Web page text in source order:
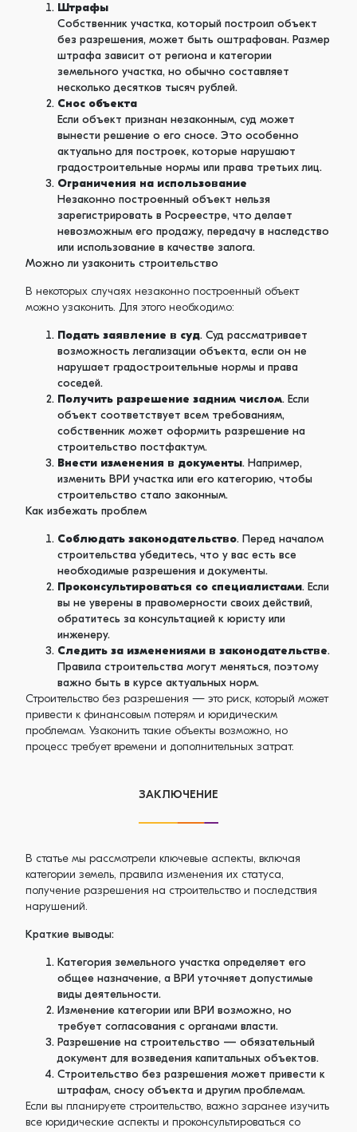
Штрафы
Собственник участка, который построил объект
без разрешения, может быть оштрафован. Размер
штрафа зависит от региона и категории
земельного участка, но обычно составляет
несколько десятков тысяч рублей.
Снос объекта
Если объект признан незаконным, суд может
вынести решение о его сносе. Это особенно
актуально для построек, которые нарушают
градостроительные нормы или права третьих лиц.
Ограничения на использование
Незаконно построенный объект нельзя
зарегистрировать в Росреестре, что делает
невозможным его продажу, передачу в наследство
или использование в качестве залога.
Можно ли узаконить строительство
В некоторых случаях незаконно построенный объект
можно узаконить. Для этого необходимо:
Подать заявление в суд. Суд рассматривает
возможность легализации объекта, если он не
нарушает градостроительные нормы и права
соседей.
Получить разрешение задним числом. Если
объект соответствует всем требованиям,
собственник может оформить разрешение на
строительство постфактум.
Внести изменения в документы. Например,
изменить ВРИ участка или его категорию, чтобы
строительство стало законным.
Как избежать проблем
Соблюдать законодательство. Перед началом
строительства убедитесь, что у вас есть все
необходимые разрешения и документы.
Проконсультироваться со специалистами. Если
вы не уверены в правомерности своих действий,
обратитесь за консультацией к юристу или
инженеру.
Следить за изменениями в законодательстве.
Правила строительства могут меняться, поэтому
важно быть в курсе актуальных норм.
Строительство без разрешения — это риск, который может
привести к финансовым потерям и юридическим
проблемам. Узаконить такие объекты возможно, но
процесс требует времени и дополнительных затрат.
ЗАКЛЮЧЕНИЕ
В статье мы рассмотрели ключевые аспекты, включая
категории земель, правила изменения их статуса,
получение разрешения на строительство и последствия
нарушений.
Краткие выводы:
Категория земельного участка определяет его
общее назначение, а ВРИ уточняет допустимые
виды деятельности.
Изменение категории или ВРИ возможно, но
требует согласования с органами власти.
Разрешение на строительство — обязательный
документ для возведения капитальных объектов.
Строительство без разрешения может привести к
штрафам, сносу объекта и другим проблемам.
Если вы планируете строительство, важно заранее изучить
все юридические аспекты и проконсультироваться со